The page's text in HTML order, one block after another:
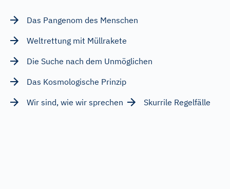
Das Pangenom des Menschen
Weltrettung mit Müllrakete
Die Suche nach dem Unmöglichen
Das Kosmologische Prinzip
Wir sind, wie wir sprechen
Skurrile Regelfälle